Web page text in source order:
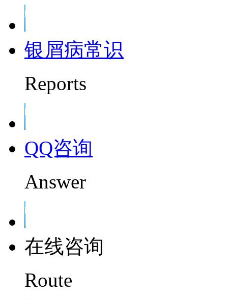
银屑病常识
Reports
QQ咨询
Answer
在线咨询
Route